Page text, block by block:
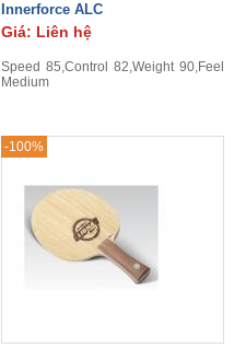
Innerforce ALC
Giá: Liên hệ
Speed 85,Control 82,Weight 90,Feel
Medium
-100%